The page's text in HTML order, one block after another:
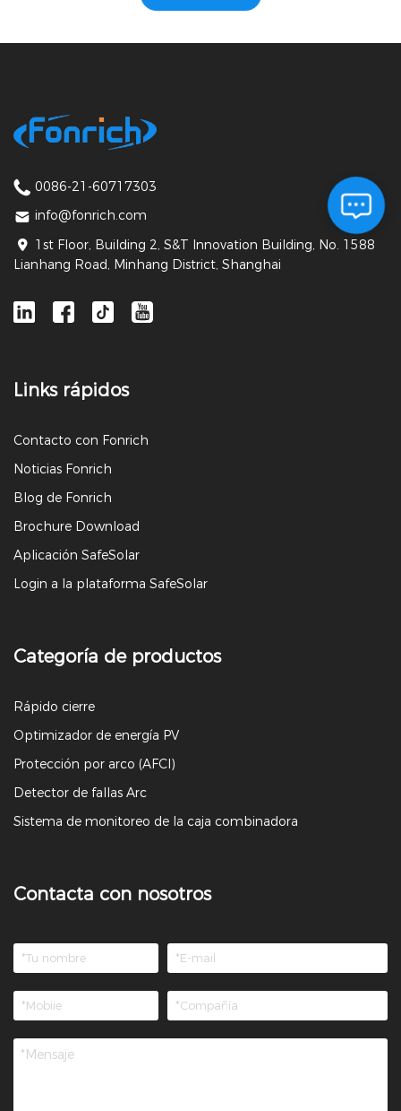
0086-21-60717303
info@fonrich.com
1st Floor, Building 2, S&T Innovation Building, No. 1588
Lianhang Road, Minhang District, Shanghai
Links rápidos
Contacto con Fonrich
Noticias Fonrich
Blog de Fonrich
Brochure Download
Aplicación SafeSolar
Login a la plataforma SafeSolar
Categoría de productos
Rápido cierre
Optimizador de energía PV
Protección por arco (AFCI)
Detector de fallas Arc
Sistema de monitoreo de la caja combinadora
Contacta con nosotros